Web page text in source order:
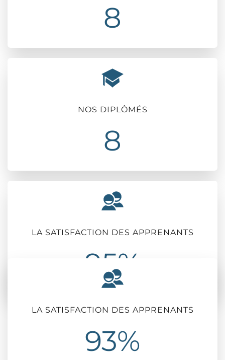
8
NOS DIPLÔMÉS
8
LA SATISFACTION DES APPRENANTS
95%
LA SATISFACTION DES APPRENANTS
93%